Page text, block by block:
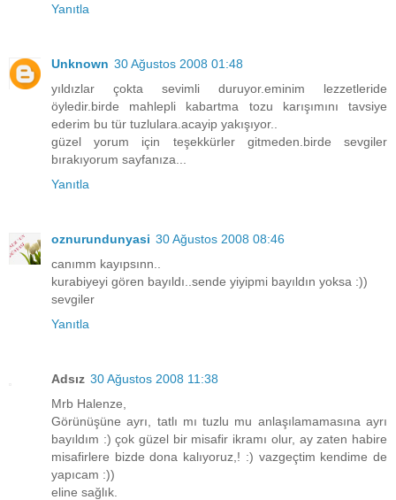
Yanıtla
Unknown 30 Ağustos 2008 01:48
yıldızlar çokta sevimli duruyor.eminim lezzetleride
öyledir.birde mahlepli kabartma tozu karışımını tavsiye
ederim bu tür tuzlulara.acayip yakışıyor..
güzel yorum için teşekkürler gitmeden.birde sevgiler
bırakıyorum sayfanıza...
Yanıtla
oznurundunyasi 30 Ağustos 2008 08:46
canımm kayıpsınn..
kurabiyeyi gören bayıldı..sende yiyipmi bayıldın yoksa :))
sevgiler
Yanıtla
Adsız 30 Ağustos 2008 11:38
Mrb Halenze,
Görünüşüne ayrı, tatlı mı tuzlu mu anlaşılamamasına ayrı
bayıldım :) çok güzel bir misafir ikramı olur, ay zaten habire
misafirlere bizde dona kalıyoruz,! :) vazgeçtim kendime de
yapıcam :))
eline sağlık.